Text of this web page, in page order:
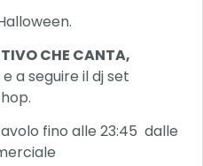
CHE CANTA,
a seguire il dj set
fino alle 23:45 dalle